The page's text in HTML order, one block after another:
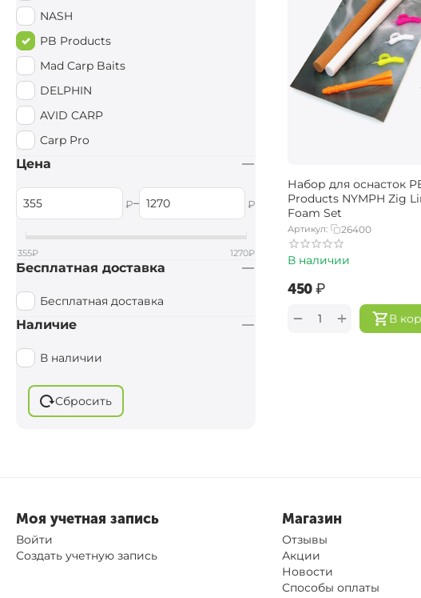
Набор для оснасток
Products NYMPH Zig
Foam Set
Артикул: 26400
В наличии
‍450‍₽
В
+
−
NASH
PB Products
Mad Carp Baits
DELPHIN
AVID CARP
Carp Pro
Цена
₽– ₽
355₽ 1270₽
Бесплатная доставка
Бесплатная доставка
Наличие
В наличии
Сбросить
Моя учетная запись
Войти
Создать учетную запись
Магазин
Отзывы
Акции
Новости
Способы оплаты